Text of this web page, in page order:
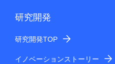
研究開発
研究開発TOP
イノベーションストーリー